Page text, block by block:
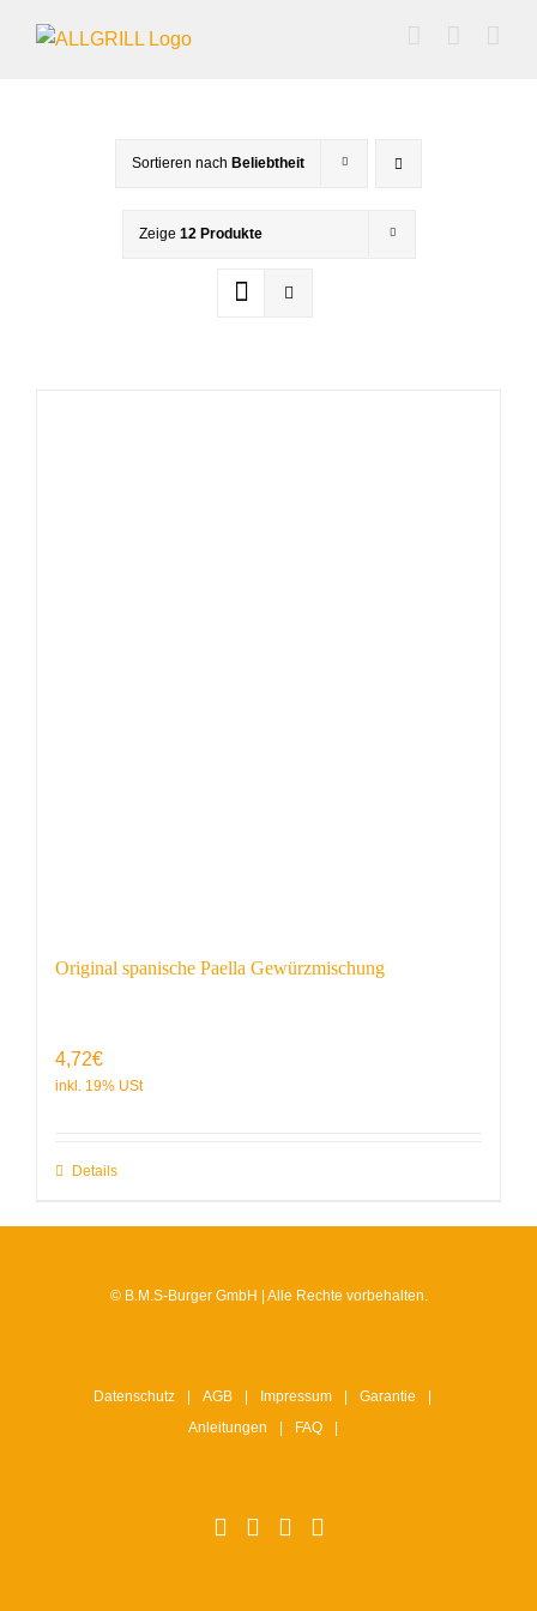
Inhalt
Sortieren nach Beliebtheit
Zeige 12 Produkte
Original spanische Paella Gewürzmischung
4,72€
Details
© B.M.S-Burger GmbH | Alle Rechte vorbehalten.
Datenschutz AGB Impressum
Garantie
Anleitungen
FAQ